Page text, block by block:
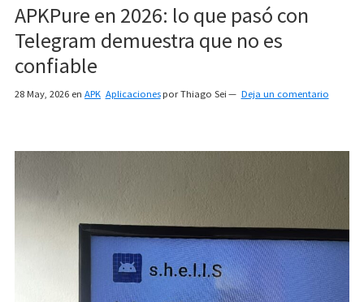
APKPure en 2026: lo que pasó con
Telegram demuestra que no es
confiable
28 May, 2026 en APK AplicacionesporThiago Sei Deja un comentario